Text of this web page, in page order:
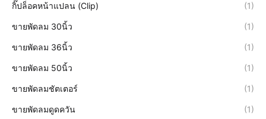
กิ๊ปล็อคหน้าแปลน (Clip) (1)
ขายพัดลม 30นิ้ว (1)
ขายพัดลม 36นิ้ว (1)
ขายพัดลม 50นิ้ว (1)
ขายพัดลมชัตเตอร์ (1)
ขายพัดลมดูดควัน (1)